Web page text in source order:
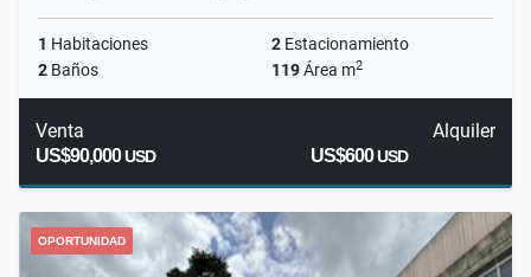
1 Habitaciones 2 Estacionamiento
2 Baños 119Área m2
Venta
US$90,000USD
Alquiler
US$600USD
OPORTUNIDAD